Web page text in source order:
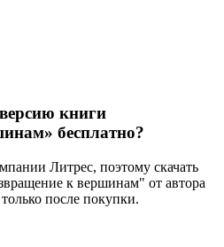
книги
бесплатно?
Литрес, поэтому скачать
к вершинам" от автора
после покупки.